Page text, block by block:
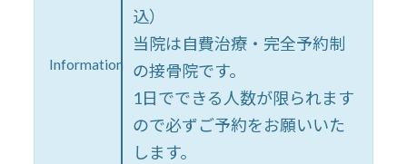
Information
込）
当院は自費治療・完全予約制
の接骨院です。
1日でできる人数が限られます
ので必ずご予約をお願いいた
します。